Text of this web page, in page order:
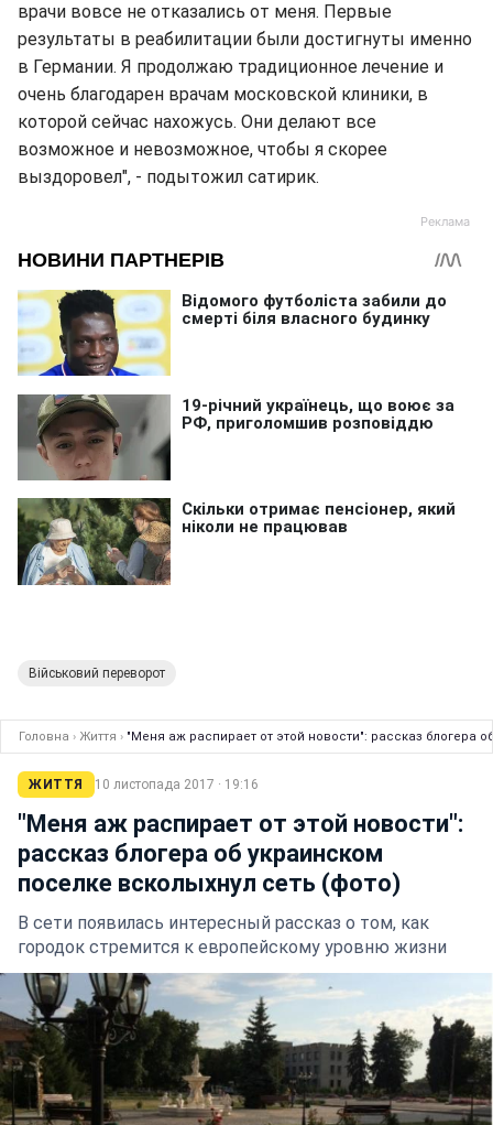
врачи вовсе не отказались от меня. Первые
результаты в реабилитации были достигнуты именно
в Германии. Я продолжаю традиционное лечение и
очень благодарен врачам московской клиники, в
которой сейчас нахожусь. Они делают все
возможное и невозможное, чтобы я скорее
выздоровел", - подытожил сатирик.
Військовий переворот
Головна › Життя › "Меня аж распирает от этой новости": рассказ блогера
ЖИТТЯ 10 листопада 2017 · 19:16
"Меня аж распирает от этой новости":
рассказ блогера об украинском
поселке всколыхнул сеть (фото)
В сети появилась интересный рассказ о том, как
городок стремится к европейскому уровню жизни